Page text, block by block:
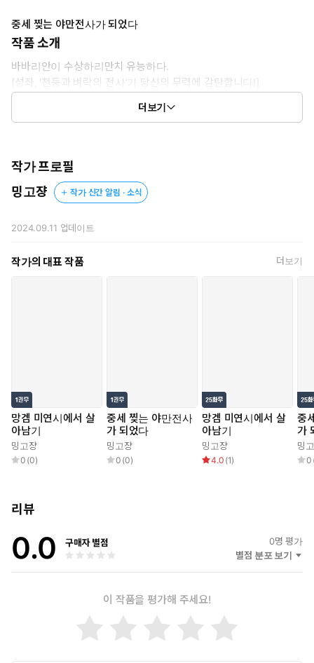
중세 찢는 야만전사가 되었다
작품 소개
바바리안이 수상하리만치 유능하다.
[성좌, '천둥과 벼락의 전사'가 당신의 무력에 감탄합니다!]
[성좌, '몸통 잃은 상담가'가 당신의 문제 해결 방식에 눈을 부릅 뜹니
더보기
작가 프로필
밍고쟝
작가 신간 알림 · 소식
2024.09.11 업데이트
작가의 대표 작품 더보기
망겜 미연시에서 살
아남기
밍고쟝
0 (0)
중세 찢는 야만전사
가 되었다
밍고쟝
0 (0)
망겜 미연시에서 살
아남기
밍고쟝
4.0 (1)
중
가
밍
0
리뷰
0.0 구매자 별점 0명 평가
별점 분포 보기
이 작품을 평가해 주세요!